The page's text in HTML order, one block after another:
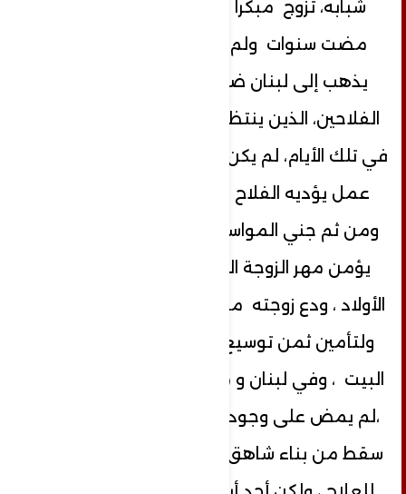
شبابه، تزوج مبكراً كعادة أبناء الريف ،
مضت سنوات ولم يرزق بأولاد ، قرر أن
يذهب إلى لبنان ضمن مجموعة من
الفلاحين، الذين ينتظرون مواسم الحصاد،
في تلك الأيام، لم يكن في فصل الشتاء أي
عمل يؤديه الفلاح سوى انتظار المطر،
ومن ثم جني المواسم و الحصاد ، ولكي
يؤمن مهر الزوجة الثانية التي ستمنحه
الأولاد ، ودع زوجته مدعياً أن يسعى لرزقه
ولتأمين ثمن توسيع تجارته وتجديد بناء
البيت ، وفي لبنان و من سوء حظه العاثر
،لم يمض على وجوده فترة قصيرة ، حتى
سقط من بناء شاهق وأدخل المستشفى